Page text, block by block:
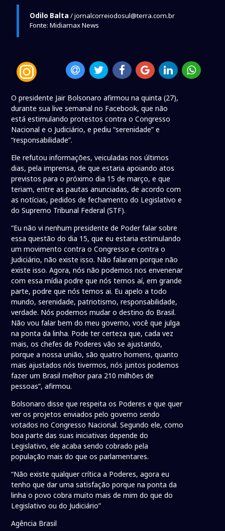
Odilo Balta / jornalcorreiodosul@terra.com.br
Fonte: Midiamax News
O presidente Jair Bolsonaro afirmou na quinta (27),
durante sua live semanal no Facebook, que não
está estimulando protestos contra o Congresso
Nacional e o Judiciário, e pediu “serenidade” e
“responsabilidade”.
Ele refutou informações, veiculadas nos últimos
dias, pela imprensa, de que estaria apoiando atos
previstos para o próximo dia 15 de março, e que
teriam, entre as pautas anunciadas, de acordo com
as notícias, pedidos de fechamento do Legislativo e
do Supremo Tribunal Federal (STF).
“Eu não vi nenhum presidente de Poder falar sobre
essa questão do dia 15, que eu estaria estimulando
um movimento contra o Congresso e contra o
Judiciário, não existe isso. Não falaram porque não
existe isso. Agora, nós não podemos nos envenenar
com essa mídia podre que nós temos aí, em grande
parte, podre que nós temos ai. Eu apelo a todo
mundo, serenidade, patriotismo, responsabilidade,
verdade. Nós podemos mudar o destino do Brasil.
Não vou falar bem do meu governo, você que julga
na ponta da linha. Pode ter certeza que, cada vez
mais, os chefes de Poderes vão se ajustando,
porque a nossa união, são quatro homens, quanto
mais ajustados nós tivermos, nós juntos podemos
fazer um Brasil melhor para 210 milhões de
pessoas”, afirmou.
Bolsonaro disse que respeita os Poderes e que quer
ver os projetos enviados pelo governo sendo
votados no Congresso Nacional. Segundo ele, como
boa parte das suas iniciativas depende do
Legislativo, ele acaba sendo cobrado pela
população mais do que os parlamentares.
“Não existe qualquer crítica a Poderes, agora eu
tenho que dar uma satisfação porque na ponta da
linha o povo cobra muito mais de mim do que do
Legislativo ou do Judiciário”
Agência Brasil